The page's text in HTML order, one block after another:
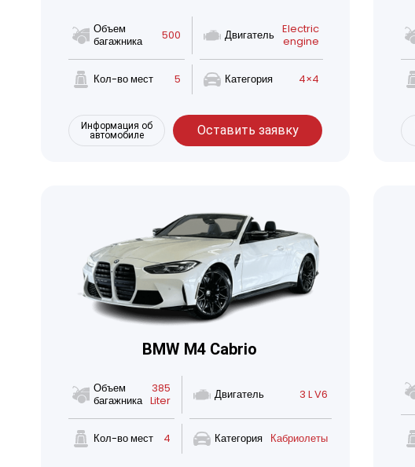
Объем
багажника
500 Двигатель Electric
engine
Кол-во мест 5 Категория 4×4
Информация об
автомобиле
Оставить заявку
BMW M4 Cabrio
Объем
багажника
385
Liter
Двигатель 3 L V6
Кол-во мест 4 Категория Кабриолеты